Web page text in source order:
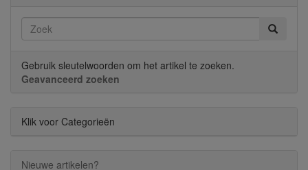
Gebruik sleutelwoorden om het artikel te zoeken.
Geavanceerd zoeken
Klik voor Categorieën
Nieuwe artikelen?